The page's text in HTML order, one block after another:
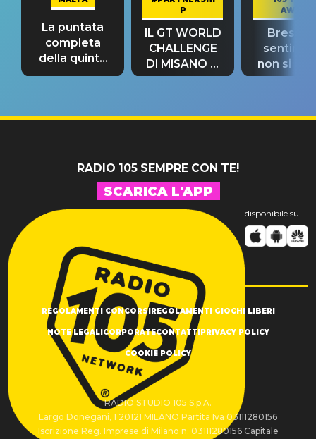
La puntata
completa
della quinta
tappa
P
IL GT WORLD
CHALLENGE
DI MISANO si
riconferma
AWAY
Bresh:
non si
fino alla
RADIO 105 SEMPRE CON TE!
SCARICA L'APP
disponibile su
REGOLAMENTI CONCORSI REGOLAMENTI GIOCHI LIBERI
NOTE LEGALI CORPORATECONTATTI PRIVACY POLICY
COOKIE POLICY
RADIO STUDIO 105 S.p.A.
Largo Donegani, 1 20121 MILANO Partita Iva 03111280156
Iscrizione Reg. Imprese di Milano n. 03111280156 Capitale